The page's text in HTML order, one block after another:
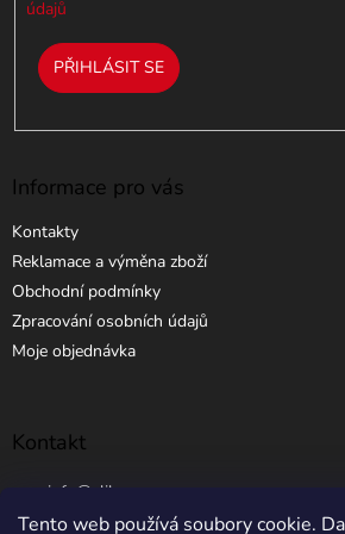
Tento web používá soubory cookie.
údajů
PŘIHLÁSIT SE
Informace pro vás
Kontakty
Reklamace a výměna zboží
Obchodní podmínky
Zpracování osobních údajů
Moje objednávka
Kontakt
info @ elibros.cz
+420 734 184 444